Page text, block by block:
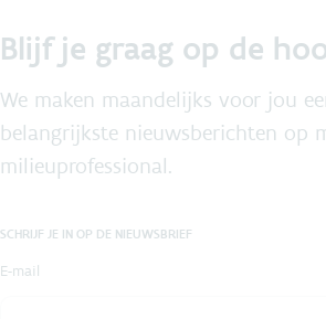
Blijf je graag op de
We maken maandelijks voor jou
belangrijkste nieuwsberichten op
milieuprofessional.
SCHRIJF JE IN OP DE NIEUWSBRIEF
E-mail